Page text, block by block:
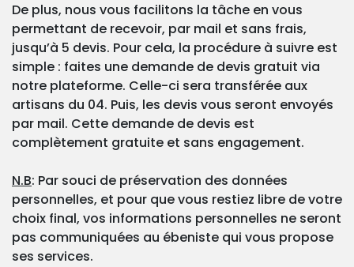
De plus, nous vous facilitons la tâche en vous
permettant de recevoir, par mail et sans frais,
jusqu’à 5 devis. Pour cela, la procédure à suivre est
simple : faites une demande de devis gratuit via
notre plateforme. Celle-ci sera transférée aux
artisans du 04. Puis, les devis vous seront envoyés
par mail. Cette demande de devis est
complètement gratuite et sans engagement.
N.B: Par souci de préservation des données
personnelles, et pour que vous restiez libre de votre
choix final, vos informations personnelles ne seront
pas communiquées au ébeniste qui vous propose
ses services.